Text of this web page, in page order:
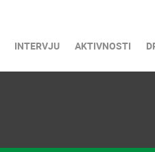
INTERVJU AKTIVNOSTI